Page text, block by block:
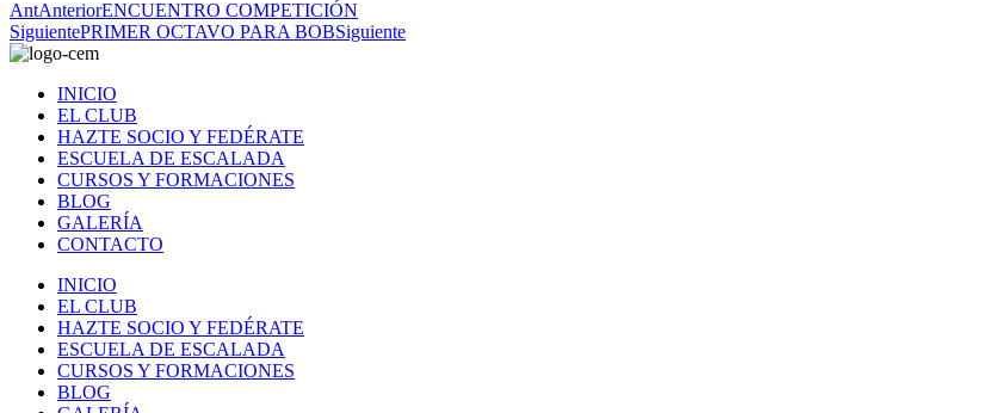
AntAnteriorENCUENTRO COMPETICIÓN
SiguientePRIMER OCTAVO PARA BOBSiguiente
INICIO
EL CLUB
HAZTE SOCIO Y FEDÉRATE
ESCUELA DE ESCALADA
CURSOS Y FORMACIONES
BLOG
GALERÍA
CONTACTO
INICIO
EL CLUB
HAZTE SOCIO Y FEDÉRATE
ESCUELA DE ESCALADA
CURSOS Y FORMACIONES
BLOG